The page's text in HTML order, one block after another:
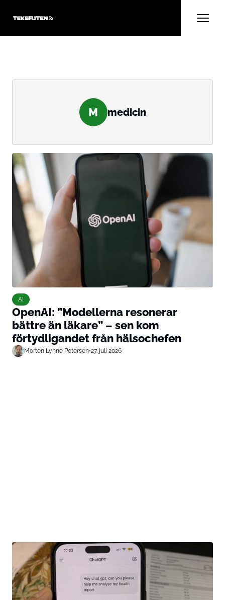
M medicin
AI
OpenAI: ”Modellerna resonerar
bättre än läkare” – sen kom
förtydligandet från hälsochefen
Morten Lyhne Petersen•27. juli 2026